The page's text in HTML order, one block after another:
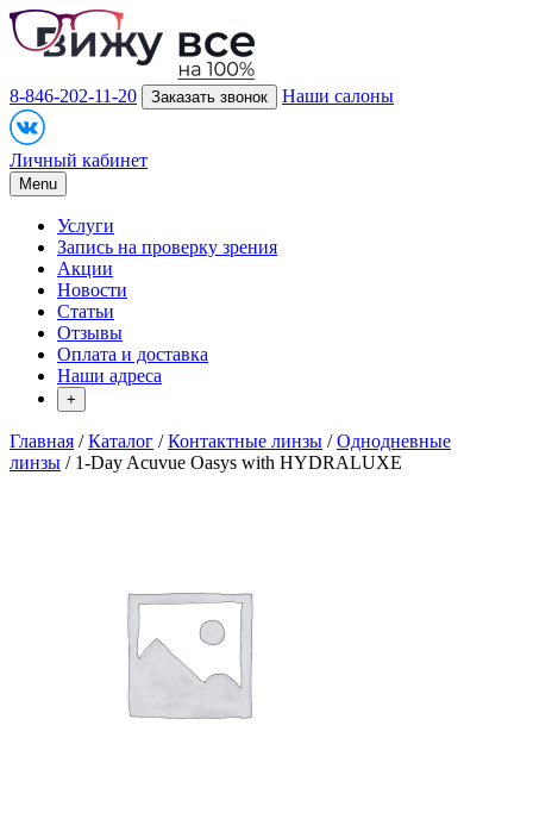
8-846-202-11-20 Заказать звонок Наши салоны
Личный кабинет
Menu
Услуги
Запись на проверку зрения
Акции
Новости
Статьи
Отзывы
Оплата и доставка
Наши адреса
+
Главная /Каталог /Контактные линзы /Однодневные
линзы / 1-Day Acuvue Oasys with HYDRALUXE